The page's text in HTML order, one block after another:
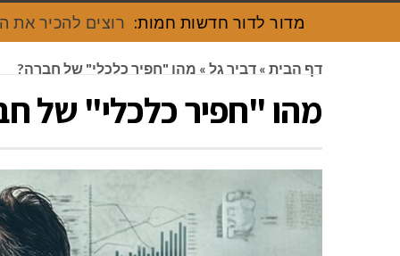
מדור לדור חדשות חמות: רוצים להכיר את
דף הבית » דביר גל » מהו "חפיר כלכלי" של חברה?
מהו "חפיר כלכלי" של